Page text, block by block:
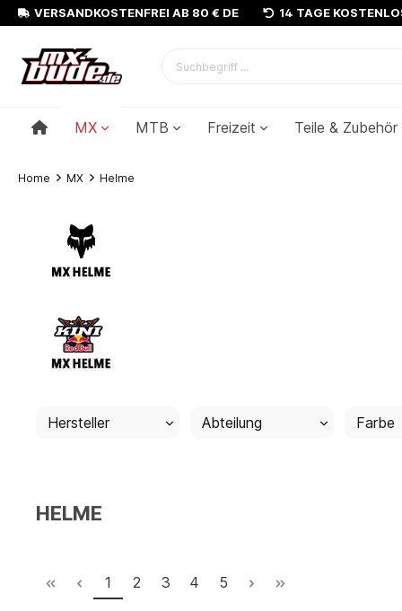
VERSANDKOSTENFREI AB 80 € DE 14 TAGE
MX MTB Freizeit Teile & Zubehör
Home MX Helme
Hersteller Abteilung Farbe
HELME
1 2 3 4 5